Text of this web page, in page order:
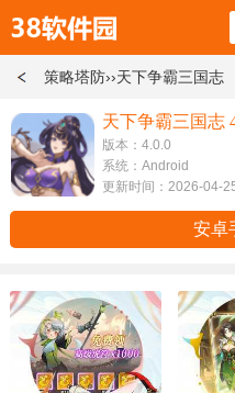
策略塔防››天下争霸三国志
天下争霸三国志
版本：4.0.0
系统：Android
更新时间：2026-04-
安卓